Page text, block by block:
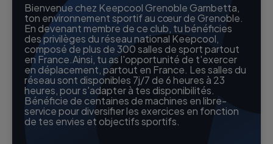
Bienvenue chez Keepcool Grenoble Gambetta,
ton environnement sportif au cœur de Grenoble.
En devenant membre de ce club, tu bénéficies
des privilèges du réseau national Keepcool,
composé de plus de 300 salles de sport partout
en France.Ainsi, tu as l'opportunité de t'exercer
en déplacement, partout en France. Les salles du
réseau sont disponibles 7j/7 de 6 heures à 23
heures, pour s'adapter à tes disponibilités.
Bénéficie de centaines de machines en libre-
service pour diversifier les exercices en fonction
de tes envies et objectifs sportifs.